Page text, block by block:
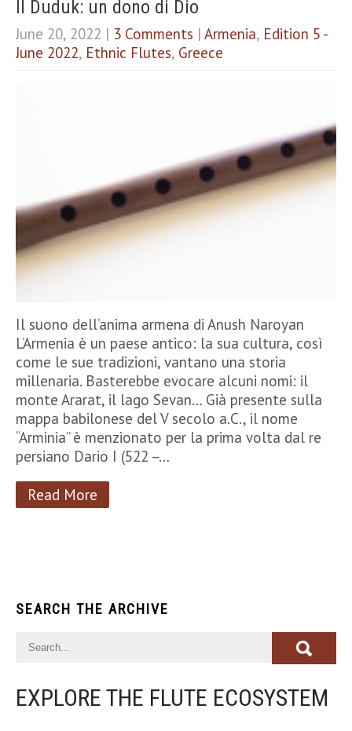
Il Duduk: un dono di Dio
June 20, 2022 | 3 Comments | Armenia, Edition 5 -
June 2022, Ethnic Flutes, Greece
Il suono dell’anima armena di Anush Naroyan
L’Armenia è un paese antico: la sua cultura, così
come le sue tradizioni, vantano una storia
millenaria. Basterebbe evocare alcuni nomi: il
monte Ararat, il lago Sevan… Già presente sulla
mappa babilonese del V secolo a.C., il nome
“Arminia” è menzionato per la prima volta dal re
persiano Dario I (522 –…
Read More
SEARCH THE ARCHIVE
EXPLORE THE FLUTE ECOSYSTEM